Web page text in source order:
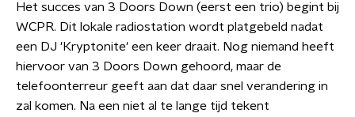
Het succes van 3 Doors Down (eerst een trio) begint bij
WCPR. Dit lokale radiostation wordt platgebeld nadat
een DJ 'Kryptonite' een keer draait. Nog niemand heeft
hiervoor van 3 Doors Down gehoord, maar de
telefoonterreur geeft aan dat daar snel verandering in
zal komen. Na een niet al te lange tijd tekent